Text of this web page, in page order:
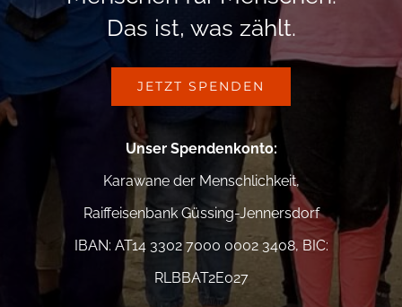
Das ist, was zählt.
JETZT SPENDEN
Unser Spendenkonto:
Karawane der Menschlichkeit,
Raiffeisenbank Güssing-Jennersdorf
IBAN: AT14 3302 7000 0002 3408, BIC:
RLBBAT2E027